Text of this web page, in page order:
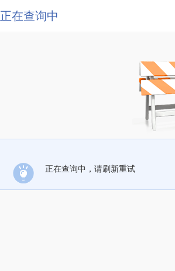
正在查询中
正在查询中，请刷新重试